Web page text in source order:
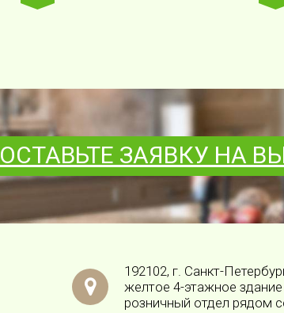
ОСТАВЬТЕ ЗАЯВКУ НА
192102, г. Санкт-
желтое 4-этажное здание
розничный отдел рядом